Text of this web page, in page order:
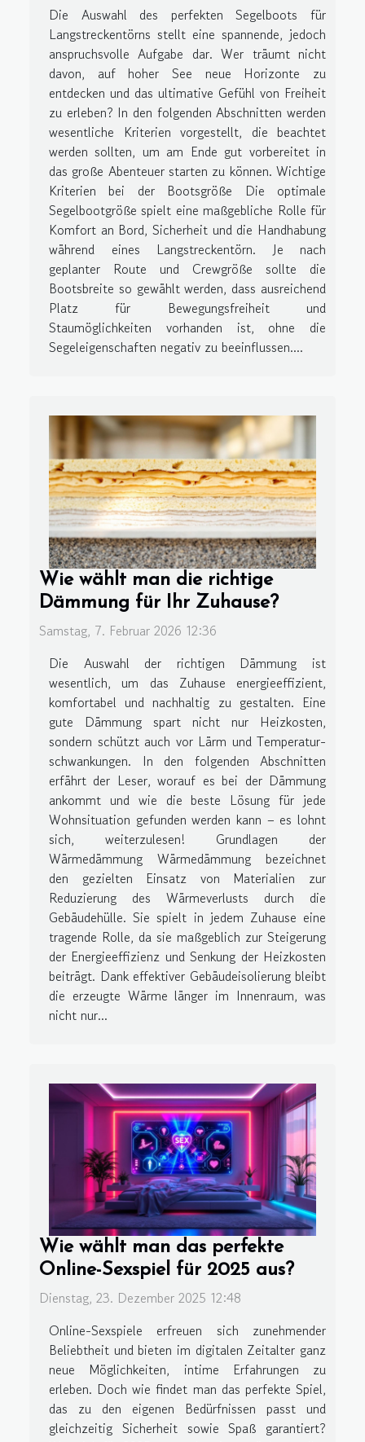
Die Auswahl des perfekten Segelboots für
Langstreckentörns stellt eine spannende, jedoch
anspruchsvolle Aufgabe dar. Wer träumt nicht
davon, auf hoher See neue Horizonte zu
entdecken und das ultimative Gefühl von Freiheit
zu erleben? In den folgenden Abschnitten werden
wesentliche Kriterien vorgestellt, die beachtet
werden sollten, um am Ende gut vorbereitet in
das große Abenteuer starten zu können. Wichtige
Kriterien bei der Bootsgröße Die optimale
Segelbootgröße spielt eine maßgebliche Rolle für
Komfort an Bord, Sicherheit und die Handhabung
während eines Langstreckentörn. Je nach
geplanter Route und Crewgröße sollte die
Bootsbreite so gewählt werden, dass ausreichend
Platz für Bewegungsfreiheit und
Staumöglichkeiten vorhanden ist, ohne die
Segeleigenschaften negativ zu beeinflussen....
Wie wählt man die richtige
Dämmung für Ihr Zuhause?
Samstag, 7. Februar 2026 12:36
Die Auswahl der richtigen Dämmung ist
wesentlich, um das Zuhause energieeffizient,
komfortabel und nachhaltig zu gestalten. Eine
gute Dämmung spart nicht nur Heizkosten,
sondern schützt auch vor Lärm und Temperatur­
schwankungen. In den folgenden Abschnitten
erfährt der Leser, worauf es bei der Dämmung
ankommt und wie die beste Lösung für jede
Wohnsituation gefunden werden kann – es lohnt
sich, weiterzulesen! Grundlagen der
Wärmedämmung Wärmedämmung bezeichnet
den gezielten Einsatz von Materialien zur
Reduzierung des Wärmeverlusts durch die
Gebäudehülle. Sie spielt in jedem Zuhause eine
tragende Rolle, da sie maßgeblich zur Steigerung
der Energieeffizienz und Senkung der Heizkosten
beiträgt. Dank effektiver Gebäudeisolierung bleibt
die erzeugte Wärme länger im Innenraum, was
nicht nur...
Wie wählt man das perfekte
Online-Sexspiel für 2025 aus?
Dienstag, 23. Dezember 2025 12:48
Online-Sexspiele erfreuen sich zunehmender
Beliebtheit und bieten im digitalen Zeitalter ganz
neue Möglichkeiten, intime Erfahrungen zu
erleben. Doch wie findet man das perfekte Spiel,
das zu den eigenen Bedürfnissen passt und
gleichzeitig Sicherheit sowie Spaß garantiert?